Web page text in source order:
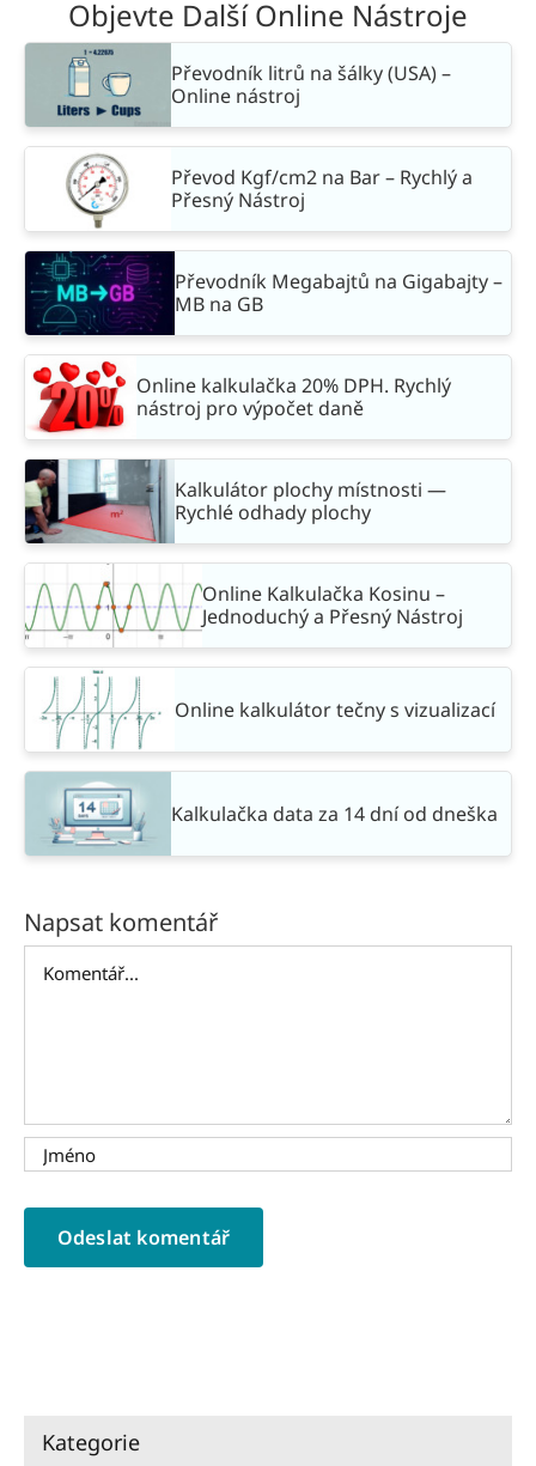
Objevte Další Online Nástroje
Převodník litrů na šálky (USA) –
Online nástroj
Převod Kgf/cm2 na Bar – Rychlý a
Přesný Nástroj
Převodník Megabajtů na Gigabajty –
MB na GB
Online kalkulačka 20% DPH. Rychlý
nástroj pro výpočet daně
Kalkulátor plochy místnosti —
Rychlé odhady plochy
Online Kalkulačka Kosinu –
Jednoduchý a Přesný Nástroj
Online kalkulátor tečny s vizualizací
Kalkulačka data za 14 dní od dneška
Napsat komentář
Kategorie